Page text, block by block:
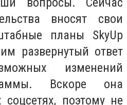
вносят свои
планы SkyUp
развернутый ответ
изменений
Вскоре она
поэтому не